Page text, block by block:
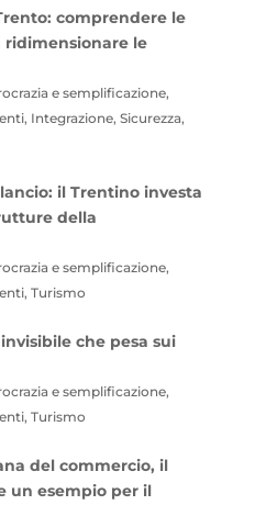
comprendere le
ridimensionare le
e semplificazione,
Integrazione, Sicurezza,
il Trentino investa
della
e semplificazione,
Turismo
che pesa sui
e semplificazione,
Turismo
del commercio, il
un esempio per il